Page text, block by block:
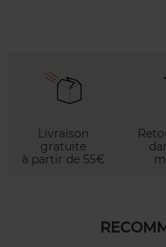
Livraison
gratuite
à partir de 55€